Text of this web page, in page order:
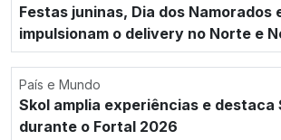
Festas juninas, Dia dos Namorados
impulsionam o delivery no Norte e
País e Mundo
Skol amplia experiências e destaca
durante o Fortal 2026